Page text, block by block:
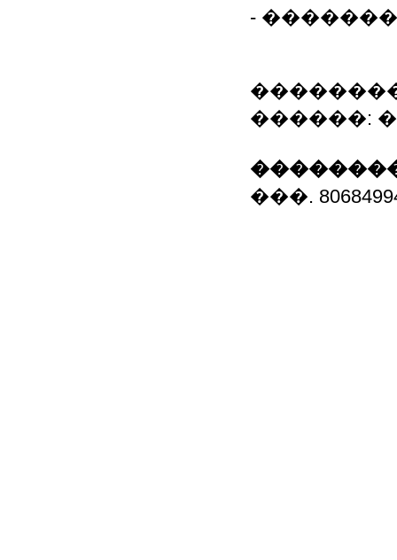
-
������:
���.